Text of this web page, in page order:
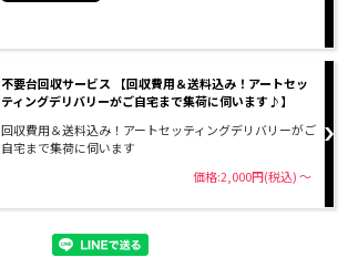
不要台回収サービス 【回収費用＆送料込み！アートセッ
ティングデリバリーがご自宅まで集荷に伺います♪】
回収費用＆送料込み！アートセッティングデリバリーがご
自宅まで集荷に伺います
価格:2,000円(税込)～